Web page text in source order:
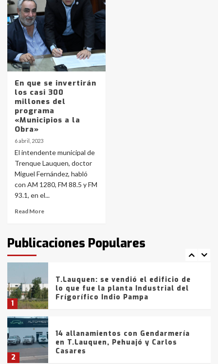
En que se invertirán
los casi 300
millones del
programa
«Municipios a la
Obra»
6 abril, 2023
El intendente municipal de
Trenque Lauquen, doctor
Miguel Fernández, habló
con AM 1280, FM 88.5 y FM
93.1, en el...
Read More
Publicaciones Populares
3
Identidad de los adolescentes
pampeanos que fueron
protagonistas del fatal accidente
en la mañana del lunes
4
Accidente en Ruta 5: falleció un
5
Los precios de los combustibles en
6
La Bolsa de Cereales de Bahía
Blanca anticipa que Agosto vendrá
con lluvias y heladas, en gran parte
fueron detenidos por
comercialización de drogas en la
tarde del sábado
1
T.Lauquen: se vendió el edificio de
lo que fue la planta Industrial del
Frígorífico Indio Pampa
2
14 allanamientos con Gendarmería
en T.Lauquen, Pehuajó y Carlos
Casares